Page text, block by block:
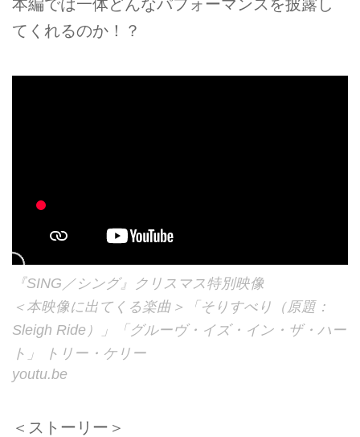
本編では一体どんなパフォーマンスを披露し
てくれるのか！？
『SING／シング』クリスマス特別映像
＜本映像に出てくる楽曲＞「そりすべり（原題：
Sleigh Ride）」「グルーヴ・イズ・イン・ザ・ハー
ト」 トリー・ケリー
youtu.be
＜ストーリー＞